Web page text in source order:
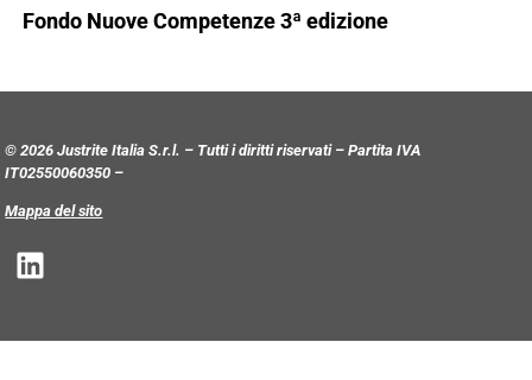
Fondo Nuove Competenze 3ª edizione
© 2026 Justrite Italia S.r.l. – Tutti i diritti riservati – Partita IVA
IT02550060350 –
Mappa del sito